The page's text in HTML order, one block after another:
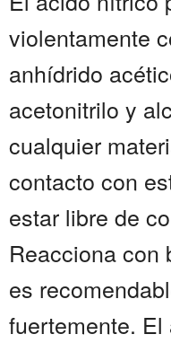
violentamente
anhídrido
acetonitrilo y
cualquier
contacto con
estar libre de
Reacciona con
es
fuertemente.